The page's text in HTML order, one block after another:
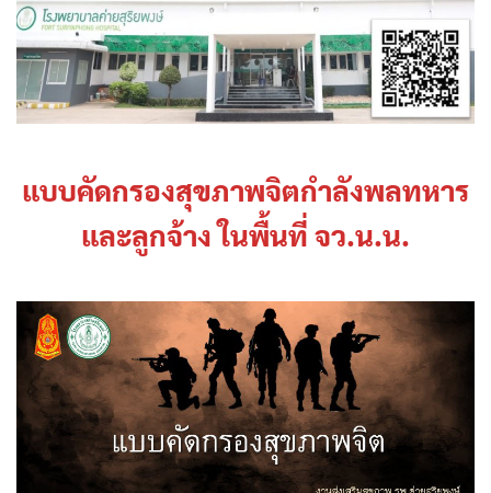
แบบคัดกรองสุขภาพจิตกำลังพลทหาร
และลูกจ้าง ในพื้นที่ จว.น.น.